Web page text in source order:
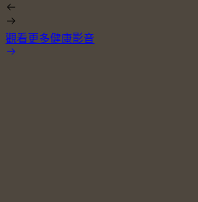
觀看更多健康影音